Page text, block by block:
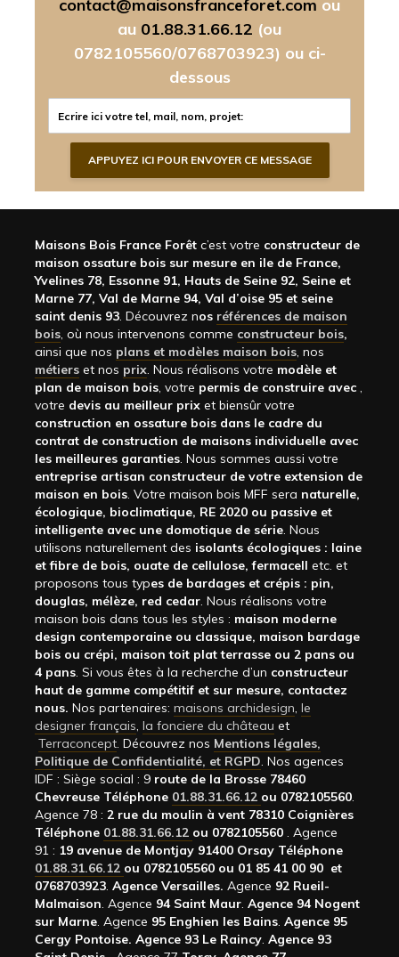
contact@maisonsfranceforet.com ou
au 01.88.31.66.12 (ou
0782105560/0768703923) ou ci-
dessous
Maisons Bois France Forêt c’est votre constructeur de
maison ossature bois sur mesure en ile de France,
Yvelines 78, Essonne 91, Hauts de Seine 92, Seine et
Marne 77, Val de Marne 94, Val d’oise 95 et seine
saint denis 93. Découvrez nos références de maison
bois, où nous intervenons comme constructeur bois,
ainsi que nos plans et modèles maison bois, nos
métiers et nos prix. Nous réalisons votre modèle et
plan de maison bois, votre permis de construire avec ,
votre devis au meilleur prix et biensûr votre
construction en ossature bois dans le cadre du
contrat de construction de maisons individuelle avec
les meilleures garanties. Nous sommes aussi votre
entreprise artisan constructeur de votre extension de
maison en bois. Votre maison bois MFF sera naturelle,
écologique, bioclimatique, RE 2020 ou passive et
intelligente avec une domotique de série. Nous
utilisons naturellement des isolants écologiques : laine
et fibre de bois, ouate de cellulose, fermacell etc. et
proposons tous types de bardages et crépis : pin,
douglas, mélèze, red cedar. Nous réalisons votre
maison bois dans tous les styles : maison moderne
design contemporaine ou classique, maison bardage
bois ou crépi, maison toit plat terrasse ou 2 pans ou
4 pans. Si vous êtes à la recherche d’un constructeur
haut de gamme compétitif et sur mesure, contactez
nous. Nos partenaires: maisons archidesign, le
designer français, la fonciere du château et
Terraconcept. Découvrez nos Mentions légales,
Politique de Confidentialité, et RGPD. Nos agences
IDF : Siège social : 9 route de la Brosse 78460
Chevreuse Téléphone 01.88.31.66.12 ou 0782105560.
Agence 78 : 2 rue du moulin à vent 78310 Coignières
Téléphone 01.88.31.66.12 ou 0782105560 . Agence
91 : 19 avenue de Montjay 91400 Orsay Téléphone
01.88.31.66.12 ou 0782105560 ou 01 85 41 00 90 et
0768703923. Agence Versailles. Agence 92 Rueil-
Malmaison. Agence 94 Saint Maur. Agence 94 Nogent
sur Marne. Agence 95 Enghien les Bains. Agence 95
Cergy Pontoise. Agence 93 Le Raincy. Agence 93